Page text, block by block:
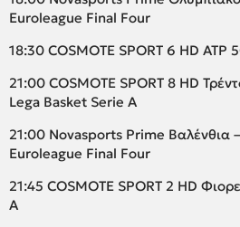
Euroleague Final Four
18:30 COSMOTE SPORT 6 HD ATP
21:00 COSMOTE SPORT 8 HD
Lega Basket Serie A
21:00 Novasports Prime Βαλένθια
Euroleague Final Four
21:45 COSMOTE SPORT 2 HD
A